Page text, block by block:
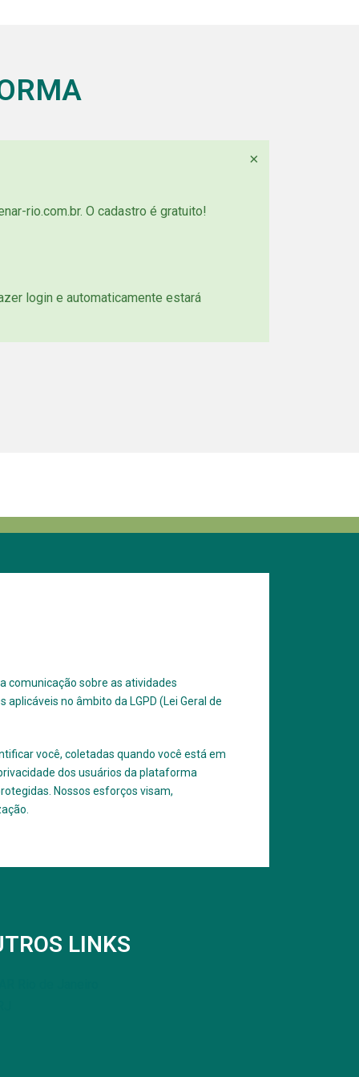
rio.com.br. O cadastro é gratuito!
login e automaticamente estará
×
comunicação sobre as atividades
no âmbito da LGPD (Lei Geral de
você, coletadas quando você está em
dos usuários da plataforma
Nossos esforços visam,
LINKS